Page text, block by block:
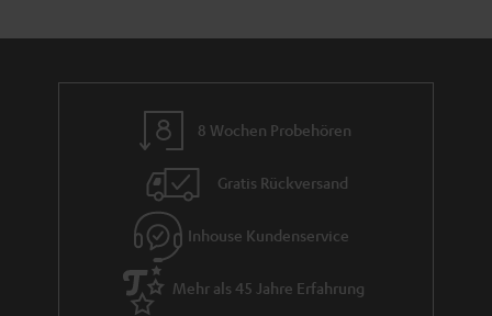
8 Wochen Probehören
Gratis Rückversand
Inhouse Kundenservice
Mehr als 45 Jahre Erfahrung